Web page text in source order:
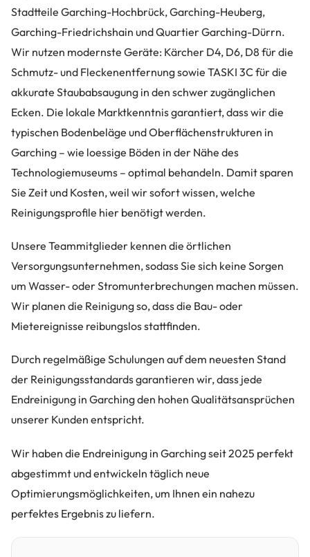
Stadtteile Garching-Hochbrück, Garching-Heuberg,
Garching-Friedrichshain und Quartier Garching-Dürrn.
Wir nutzen modernste Geräte: Kärcher D4, D6, D8 für die
Schmutz- und Fleckenentfernung sowie TASKI 3C für die
akkurate Staubabsaugung in den schwer zugänglichen
Ecken. Die lokale Marktkenntnis garantiert, dass wir die
typischen Bodenbeläge und Oberflächenstrukturen in
Garching – wie loessige Böden in der Nähe des
Technologiemuseums – optimal behandeln. Damit sparen
Sie Zeit und Kosten, weil wir sofort wissen, welche
Reinigungsprofile hier benötigt werden.
Unsere Teammitglieder kennen die örtlichen
Versorgungsunternehmen, sodass Sie sich keine Sorgen
um Wasser- oder Stromunterbrechungen machen müssen.
Wir planen die Reinigung so, dass die Bau- oder
Mietereignisse reibungslos stattfinden.
Durch regelmäßige Schulungen auf dem neuesten Stand
der Reinigungsstandards garantieren wir, dass jede
Endreinigung in Garching den hohen Qualitätsansprüchen
unserer Kunden entspricht.
Wir haben die Endreinigung in Garching seit 2025 perfekt
abgestimmt und entwickeln täglich neue
Optimierungsmöglichkeiten, um Ihnen ein nahezu
perfektes Ergebnis zu liefern.